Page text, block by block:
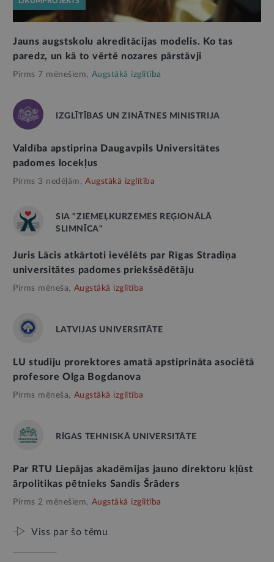
Jauns augstskolu akreditācijas modelis. Ko tas
paredz, un kā to vērtē nozares pārstāvji
Pirms 7 mēnešiem, Augstākā izglītība
IZGLĪTĪBAS UN ZINĀTNES MINISTRIJA
Valdība apstiprina Daugavpils Universitātes
padomes locekļus
Pirms 3 nedēļām, Augstākā izglītība
SIA "ZIEMEĻKURZEMES REĢIONĀLĀ
SLIMNĪCA"
Juris Lācis atkārtoti ievēlēts par Rīgas Stradiņa
universitātes padomes priekšsēdētāju
Pirms mēneša, Augstākā izglītība
LATVIJAS UNIVERSITĀTE
LU studiju prorektores amatā apstiprināta asociētā
profesore Olga Bogdanova
Pirms mēneša, Augstākā izglītība
RĪGAS TEHNISKĀ UNIVERSITĀTE
Par RTU Liepājas akadēmijas jauno direktoru kļūst
ārpolitikas pētnieks Sandis Šrāders
Pirms 2 mēnešiem, Augstākā izglītība
Viss par šo tēmu